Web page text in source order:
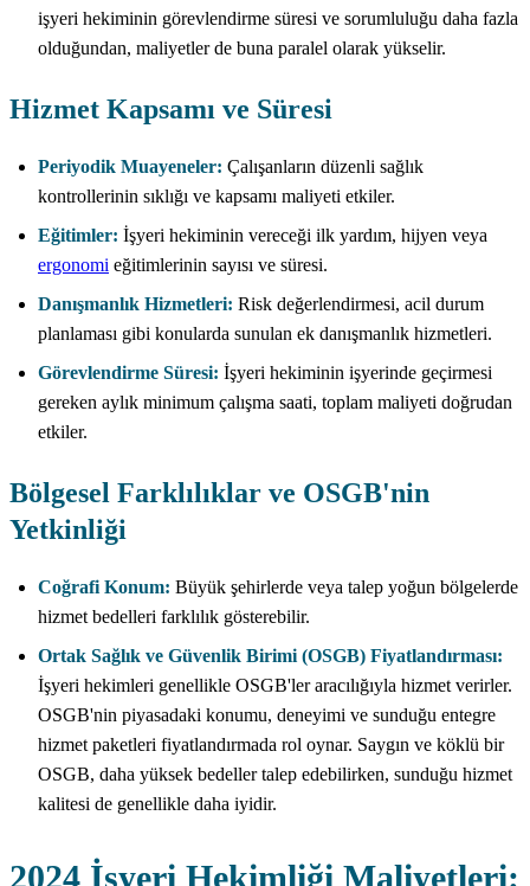
işyeri hekiminin görevlendirme süresi ve sorumluluğu daha fazla
olduğundan, maliyetler de buna paralel olarak yükselir.
Hizmet Kapsamı ve Süresi
Periyodik Muayeneler: Çalışanların düzenli sağlık
kontrollerinin sıklığı ve kapsamı maliyeti etkiler.
Eğitimler: İşyeri hekiminin vereceği ilk yardım, hijyen veya
ergonomi eğitimlerinin sayısı ve süresi.
Danışmanlık Hizmetleri: Risk değerlendirmesi, acil durum
planlaması gibi konularda sunulan ek danışmanlık hizmetleri.
Görevlendirme Süresi: İşyeri hekiminin işyerinde geçirmesi
gereken aylık minimum çalışma saati, toplam maliyeti doğrudan
etkiler.
Bölgesel Farklılıklar ve OSGB'nin
Yetkinliği
Coğrafi Konum: Büyük şehirlerde veya talep yoğun bölgelerde
hizmet bedelleri farklılık gösterebilir.
Ortak Sağlık ve Güvenlik Birimi (OSGB) Fiyatlandırması:
İşyeri hekimleri genellikle OSGB'ler aracılığıyla hizmet verirler.
OSGB'nin piyasadaki konumu, deneyimi ve sunduğu entegre
hizmet paketleri fiyatlandırmada rol oynar. Saygın ve köklü bir
OSGB, daha yüksek bedeller talep edebilirken, sunduğu hizmet
kalitesi de genellikle daha iyidir.
2024 İşyeri Hekimliği Maliyetleri: